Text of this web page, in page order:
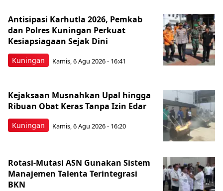
Kuningan
Antisipasi Karhutla 2026, Pemkab
dan Polres Kuningan Perkuat
Kesiapsiagaan Sejak Dini
Kamis, 6 Agu 2026 - 16:41
Kuningan
Kejaksaan Musnahkan Upal hingga
Ribuan Obat Keras Tanpa Izin Edar
Kamis, 6 Agu 2026 - 16:20
Rotasi-Mutasi ASN Gunakan Sistem
Manajemen Talenta Terintegrasi
BKN